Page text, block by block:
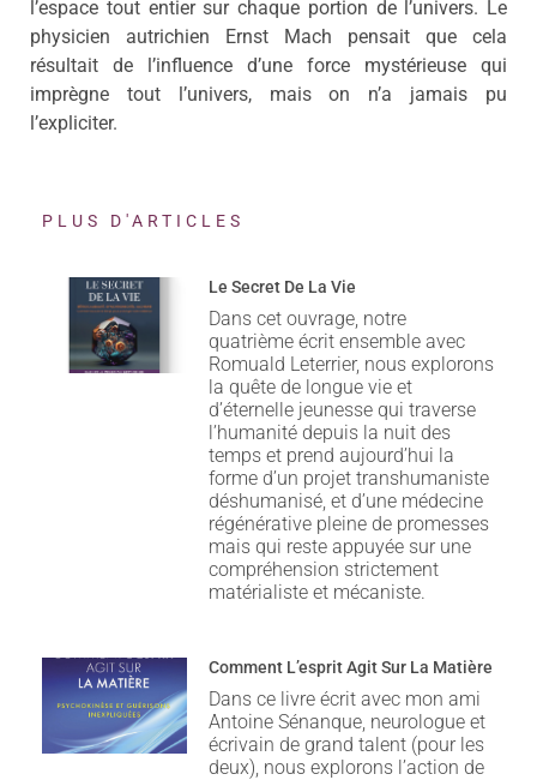
l’espace tout entier sur chaque portion de l’univers. Le
physicien autrichien Ernst Mach pensait que cela
résultait de l’influence d’une force mystérieuse qui
imprègne tout l’univers, mais on n’a jamais pu
l’expliciter.
PLUS D'ARTICLES
Le Secret De La Vie
Dans cet ouvrage, notre
quatrième écrit ensemble avec
Romuald Leterrier, nous explorons
la quête de longue vie et
d’éternelle jeunesse qui traverse
l’humanité depuis la nuit des
temps et prend aujourd’hui la
forme d’un projet transhumaniste
déshumanisé, et d’une médecine
régénérative pleine de promesses
mais qui reste appuyée sur une
compréhension strictement
matérialiste et mécaniste.
Comment L’esprit Agit Sur La Matière
Dans ce livre écrit avec mon ami
Antoine Sénanque, neurologue et
écrivain de grand talent (pour les
deux), nous explorons l’action de